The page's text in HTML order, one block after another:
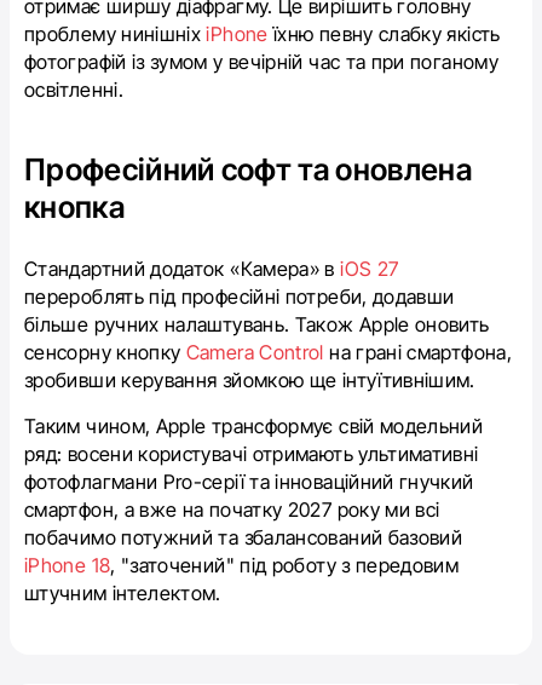
отримає ширшу діафрагму. Це вирішить головну
проблему нинішніхiPhone їхню певну слабку якість
фотографій із зумом у вечірній час та при поганому
освітленні.
Професійний софт та оновлена
кнопка
Стандартний додаток «Камера» вiOS 27
перероблять під професійні потреби, додавши
більше ручних налаштувань. Також Apple оновить
сенсорну кнопку Camera Control на грані смартфона,
зробивши керування зйомкою ще інтуїтивнішим.
Таким чином, Apple трансформує свій модельний
ряд: восени користувачі отримають ультимативні
фотофлагмани Pro-серії та інноваційний гнучкий
смартфон, а вже на початку 2027 року ми всі
побачимо потужний та збалансований базовий
iPhone 18, "заточений" під роботу з передовим
штучним інтелектом.